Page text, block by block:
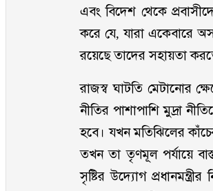
এবং বিদেশ থেকে
করে যে, যারা একেবারে
রয়েছে তাদের সহায়তা
রাজস্ব ঘাটতি মেটানোর
নীতির পাশাপাশি মুদ্রা
হবে। যখন মতিঝিলের কাঁচের
তখন তা তৃণমূল পর্যায়ে
সৃষ্টির উদ্যোগ